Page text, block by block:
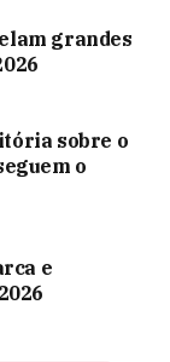
grandes
sobre o
o
e